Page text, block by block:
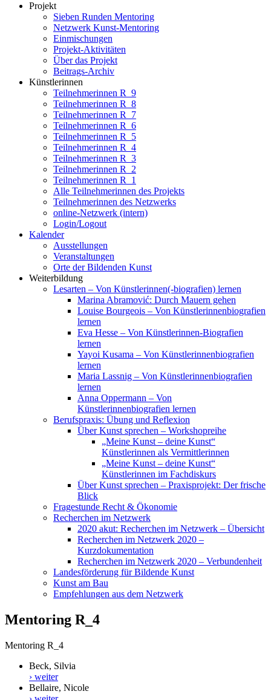
Projekt
Sieben Runden Mentoring
Netzwerk Kunst-Mentoring
Einmischungen
Projekt-Aktivitäten
Über das Projekt
Beitrags-Archiv
Künstlerinnen
Teilnehmerinnen R_9
Teilnehmerinnen R_8
Teilnehmerinnen R_7
Teilnehmerinnen R_6
Teilnehmerinnen R_5
Teilnehmerinnen R_4
Teilnehmerinnen R_3
Teilnehmerinnen R_2
Teilnehmerinnen R_1
Alle Teilnehmerinnen des Projekts
Teilnehmerinnen des Netzwerks
online-Netzwerk (intern)
Login/Logout
Kalender
Ausstellungen
Veranstaltungen
Orte der Bildenden Kunst
Weiterbildung
Lesarten – Von Künstlerinnen(-biografien) lernen
Marina Abramović: Durch Mauern gehen
Louise Bourgeois – Von Künstlerinnenbiografien
lernen
Eva Hesse – Von Künstlerinnen-Biografien
lernen
Yayoi Kusama – Von Künstlerinnenbiografien
lernen
Maria Lassnig – Von Künstlerinnenbiografien
lernen
Anna Oppermann – Von
Künstlerinnenbiografien lernen
Berufspraxis: Übung und Reflexion
Über Kunst sprechen – Workshopreihe
„Meine Kunst – deine Kunst“
Künstlerinnen als Vermittlerinnen
„Meine Kunst – deine Kunst“
Künstlerinnen im Fachdiskurs
Über Kunst sprechen – Praxisprojekt: Der frische
Blick
Fragestunde Recht & Ökonomie
Recherchen im Netzwerk
2020 akut: Recherchen im Netzwerk – Übersicht
Recherchen im Netzwerk 2020 –
Kurzdokumentation
Recherchen im Netzwerk 2020 – Verbundenheit
Landesförderung für Bildende Kunst
Kunst am Bau
Empfehlungen aus dem Netzwerk
Mentoring R_4
Mentoring R_4
Beck, Silvia
› weiter
Bellaire, Nicole